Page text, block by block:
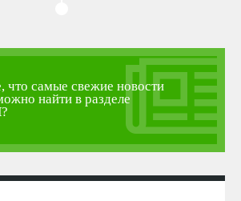
что самые свежие новости
найти в разделе
?